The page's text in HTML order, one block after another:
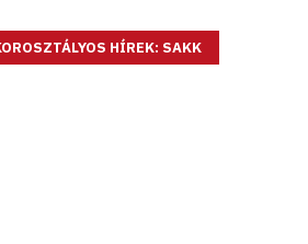
HÍREK: SAKK